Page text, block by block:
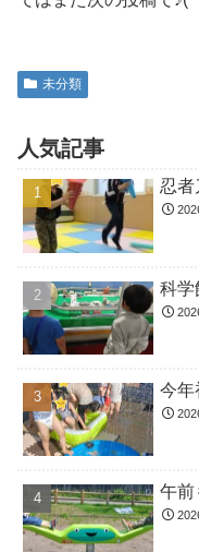
未分類
人気記事
忍
科学
今年
午前